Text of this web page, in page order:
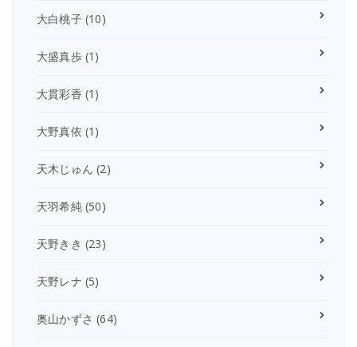
大白桃子(10)
大盛真歩(1)
大貫彩香 (1)
大野真依 (1)
天木じゅん (2)
天羽希純(50)
天野きき (23)
天野レナ (5)
奥山かずさ (64)